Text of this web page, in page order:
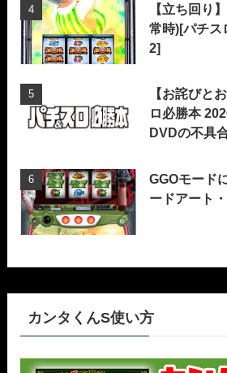
【立ち回り
常時)[パチス
2]
【お詫びと
ロ必勝本
DVDの不具
GGOモード
ードアート
カンタくんS使い方